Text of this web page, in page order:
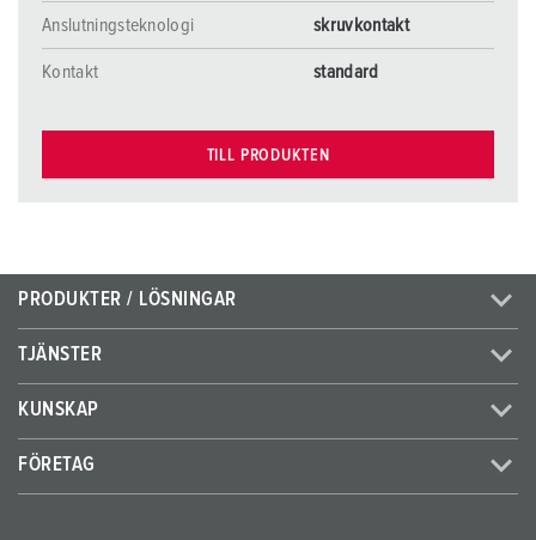
Anslutningsteknologi skruvkontakt
Kontakt standard
TILL PRODUKTEN
PRODUKTER / LÖSNINGAR
TJÄNSTER
KUNSKAP
FÖRETAG